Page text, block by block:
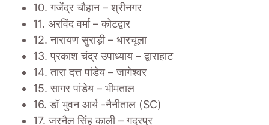
10. गजेंद्र चौहान – श्रीनगर
11. अरविंद वर्मा – कोटद्वार
12. नारायण सुराड़ी – धारचूला
13. प्रकाश चंद्र उपाध्याय – द्वाराहाट
14. तारा दत्त पांडेय – जागेश्वर
15. सागर पांडेय – भीमताल
16. डॉ भुवन आर्य -नैनीताल (SC)
17. जरनैल सिंह काली – गदरपुर